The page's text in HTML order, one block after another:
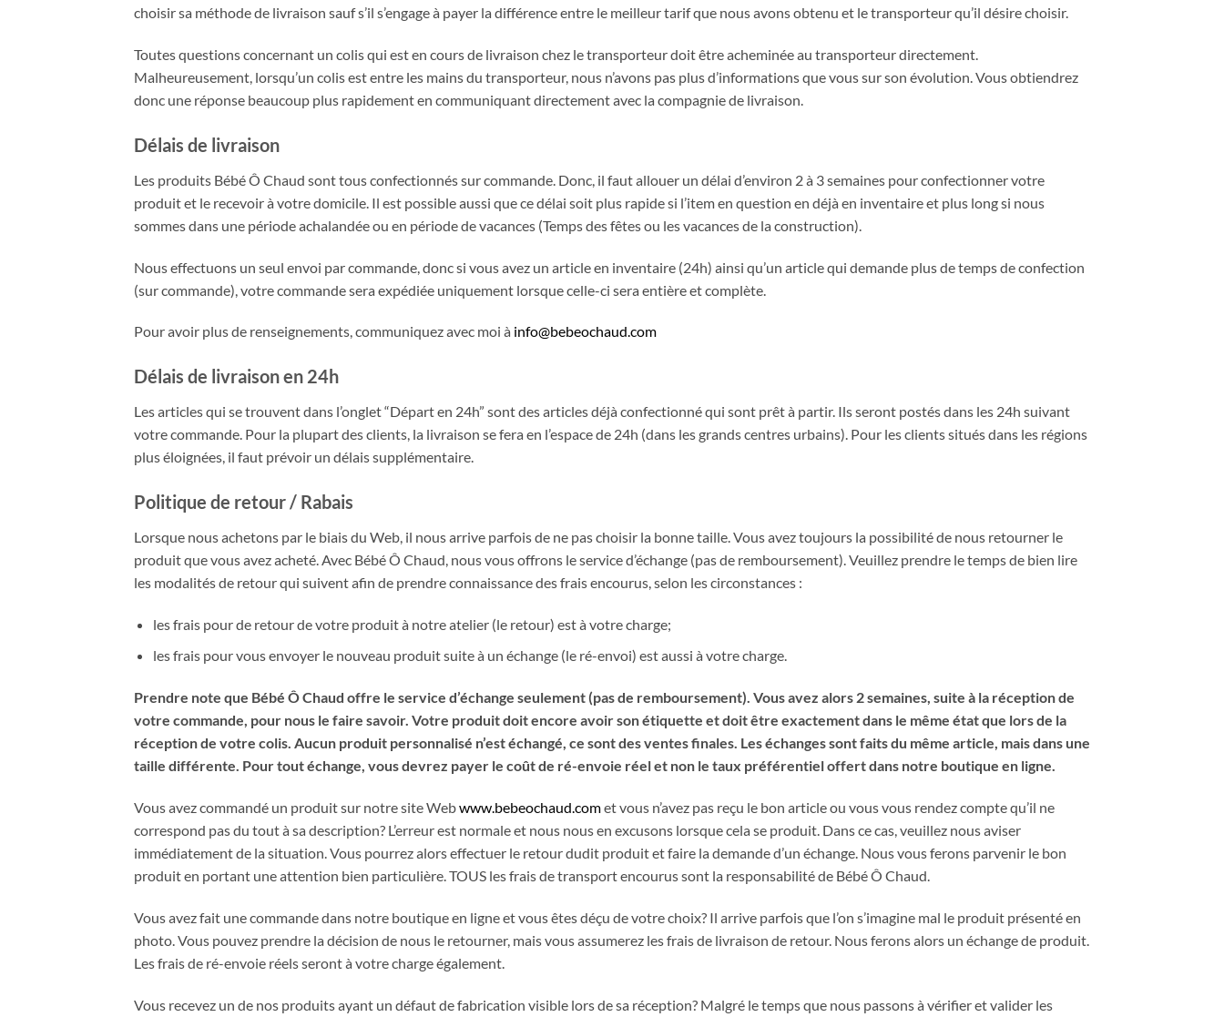
choisir sa méthode de livraison sauf s’il s’engage à payer la différence entre le meilleur tarif que nous avons obtenu et le transporteur qu’il désire choisir.
Toutes questions concernant un colis qui est en cours de livraison chez le transporteur doit être acheminée au transporteur directement.
Malheureusement, lorsqu’un colis est entre les mains du transporteur, nous n’avons pas plus d’informations que vous sur son évolution. Vous obtiendrez
donc une réponse beaucoup plus rapidement en communiquant directement avec la compagnie de livraison.
Délais de livraison
Les produits Bébé Ô Chaud sont tous confectionnés sur commande. Donc, il faut allouer un délai d’environ 2 à 3 semaines pour confectionner votre
produit et le recevoir à votre domicile. Il est possible aussi que ce délai soit plus rapide si l’item en question en déjà en inventaire et plus long si nous
sommes dans une période achalandée ou en période de vacances (Temps des fêtes ou les vacances de la construction).
Nous effectuons un seul envoi par commande, donc si vous avez un article en inventaire (24h) ainsi qu’un article qui demande plus de temps de confection
(sur commande), votre commande sera expédiée uniquement lorsque celle-ci sera entière et complète.
Pour avoir plus de renseignements, communiquez avec moi à info@bebeochaud.com
Délais de livraison en 24h
Les articles qui se trouvent dans l’onglet “Départ en 24h” sont des articles déjà confectionné qui sont prêt à partir. Ils seront postés dans les 24h suivant
votre commande. Pour la plupart des clients, la livraison se fera en l’espace de 24h (dans les grands centres urbains). Pour les clients situés dans les régions
plus éloignées, il faut prévoir un délais supplémentaire.
Politique de retour / Rabais
Lorsque nous achetons par le biais du Web, il nous arrive parfois de ne pas choisir la bonne taille. Vous avez toujours la possibilité de nous retourner le
produit que vous avez acheté. Avec Bébé Ô Chaud, nous vous offrons le service d’échange (pas de remboursement). Veuillez prendre le temps de bien lire
les modalités de retour qui suivent afin de prendre connaissance des frais encourus, selon les circonstances :
les frais pour de retour de votre produit à notre atelier (le retour) est à votre charge;
les frais pour vous envoyer le nouveau produit suite à un échange (le ré-envoi) est aussi à votre charge.
Prendre note que Bébé Ô Chaud offre le service d’échange seulement (pas de remboursement). Vous avez alors 2 semaines, suite à la réception de
votre commande, pour nous le faire savoir. Votre produit doit encore avoir son étiquette et doit être exactement dans le même état que lors de la
réception de votre colis. Aucun produit personnalisé n’est échangé, ce sont des ventes finales. Les échanges sont faits du même article, mais dans une
taille différente. Pour tout échange, vous devrez payer le coût de ré-envoie réel et non le taux préférentiel offert dans notre boutique en ligne.
Vous avez commandé un produit sur notre site Webwww.bebeochaud.comet vous n’avez pas reçu le bon article ou vous vous rendez compte qu’il ne
correspond pas du tout à sa description? L’erreur est normale et nous nous en excusons lorsque cela se produit. Dans ce cas, veuillez nous aviser
immédiatement de la situation. Vous pourrez alors effectuer le retour dudit produit et faire la demande d’un échange. Nous vous ferons parvenir le bon
produit en portant une attention bien particulière. TOUS les frais de transport encourus sont la responsabilité de Bébé Ô Chaud.
​Vous avez fait une commande dans notre boutique en ligne et vous êtes déçu de votre choix? Il arrive parfois que l’on s’imagine mal le produit présenté en
photo. Vous pouvez prendre la décision de nous le retourner, mais vous assumerez les frais de livraison de retour. Nous ferons alors un échange de produit.
Les frais de ré-envoie réels seront à votre charge également.
Vous recevez un de nos produits ayant un défaut de fabrication visible lors de sa réception? Malgré le temps que nous passons à vérifier et valider les
Obtenez 10% de rabais
Obtenez un 10% de rabais sur votre
prochaine commande en vous inscrivant à
Nom*
Date de naissance